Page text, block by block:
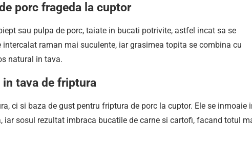
porc frageda la cuptor
sau pulpa de porc, taiate in bucati potrivite, astfel incat sa se
raman mai suculente, iar grasimea topita se combina cu
natural in tava.
tava de friptura
ci si baza de gust pentru friptura de porc la cuptor. Ele se inmoaie
iar sosul rezultat imbraca bucatile de carne si cartofi, facand totul